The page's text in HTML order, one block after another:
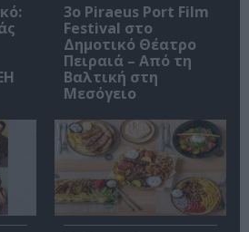
3o Piraeus Port Film
Festival στο
Δημοτικό Θέατρο
Πειραιά – Από τη
Βαλτική στη
Μεσόγειο